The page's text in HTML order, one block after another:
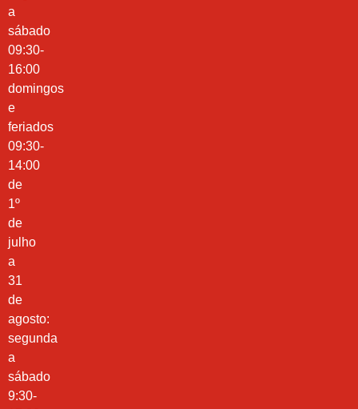
a
sábado
09:30-
16:00
domingos
e
feriados
09:30-
14:00
de
1º
de
julho
a
31
de
agosto:
segunda
a
sábado
9:30-